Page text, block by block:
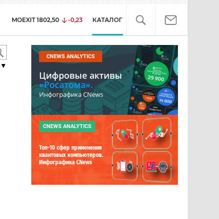
MOEXIT 1802,50 -0,23 КАТАЛОГ
CNEWS ANALYTICS
Цифровые активы
«Росатома».
Инфографика CNews
CNEWS ANALYTICS
Топ-10 сфер применения
квантовых компьютеров.
Инфографика CNews